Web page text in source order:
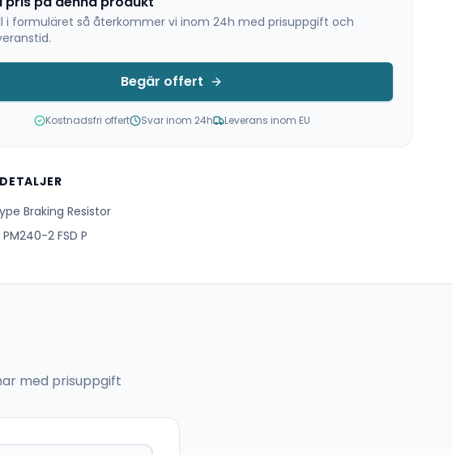
i formuläret så återkommer vi inom 24h med prisuppgift och
Begär offert
Kostnadsfri offert Svar inom 24h Leverans inom EU
Braking Resistor
2 FSD P
med prisuppgift